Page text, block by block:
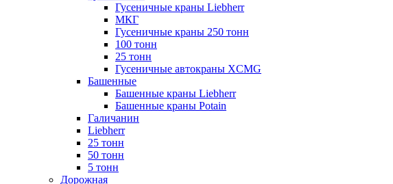
Гусеничные краны Liebherr
МКГ
Гусеничные краны 250 тонн
100 тонн
25 тонн
Гусеничные автокраны XCMG
Башенные
Башенные краны Liebherr
Башенные краны Potain
Галичанин
Liebherr
25 тонн
50 тонн
5 тонн
Дорожная